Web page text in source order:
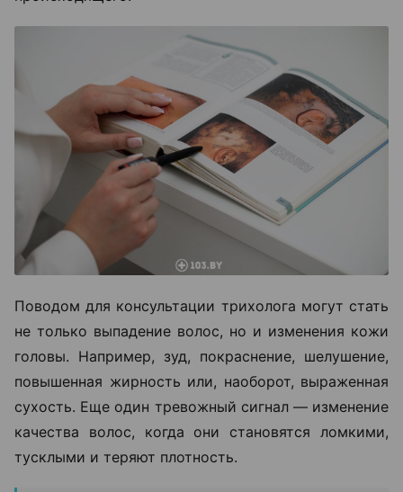
Поводом для консультации трихолога могут стать
не только выпадение волос, но и изменения кожи
головы. Например, зуд, покраснение, шелушение,
повышенная жирность или, наоборот, выраженная
сухость. Еще один тревожный сигнал — изменение
качества волос, когда они становятся ломкими,
тусклыми и теряют плотность.